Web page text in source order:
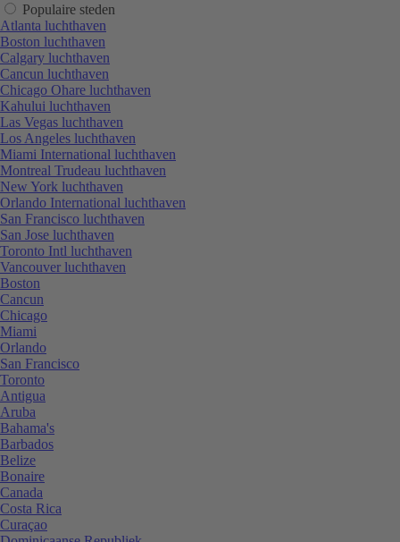
Populaire steden
Atlanta luchthaven
Boston luchthaven
Calgary luchthaven
Cancun luchthaven
Chicago Ohare luchthaven
Kahului luchthaven
Las Vegas luchthaven
Los Angeles luchthaven
Miami International luchthaven
Montreal Trudeau luchthaven
New York luchthaven
Orlando International luchthaven
San Francisco luchthaven
San Jose luchthaven
Toronto Intl luchthaven
Vancouver luchthaven
Boston
Cancun
Chicago
Miami
Orlando
San Francisco
Toronto
Antigua
Aruba
Bahama's
Barbados
Belize
Bonaire
Canada
Costa Rica
Curaçao